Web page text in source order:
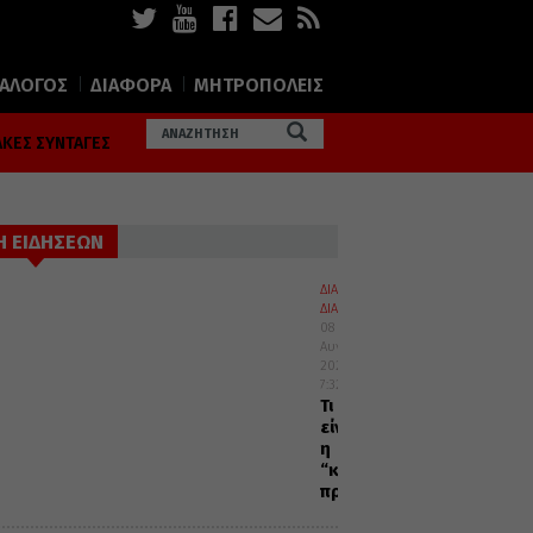
ΔΙΑΦΟΡΑ ΜΗΤΡΟΠΟΛΕΙΣ
ΣΥΝΤΑΓΕΣ
ΕΙΔΗΣΕΩΝ
ΔΙΑΛΟΓΟΣ
ΔΙΑΦΟΡΑ
08
Αυγούστου
2026
7:32
Τι
είναι
η
“καρδιακή”
προσευχή